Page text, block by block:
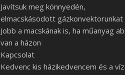
Javítsuk meg könnyedén,
elmacskásodott gázkonvektorunkat
Jobb a macskának is, ha műanyag
van a házon
Kapcsolat
Kedvenc kis házikedvencem és a vízi